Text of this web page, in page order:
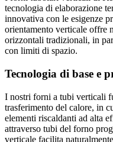
tecnologia di elaborazione
innovativa con le esigenze
orientamento verticale offre
orizzontali tradizionali, in
con limiti di spazio.
Tecnologia di base e
I nostri forni a tubi verticali
trasferimento del calore, in
elementi riscaldanti ad alta
attraverso tubi del forno
verticale facilita